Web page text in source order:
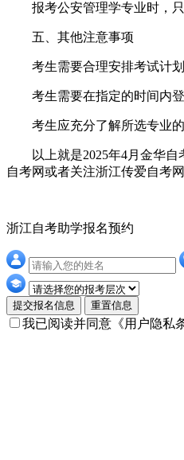
报考公安管理学专业时，只
五、其他注意事项
考生需要合理安排考试计划
考生需要在指定的时间内登
考生应充分了解所选专业的
以上就是2025年4月金华自
自考网或者关注浙江传爱自考
浙江自考助学报名预约
提交报名信息 重置信息
我已阅读并同意 《用户隐私